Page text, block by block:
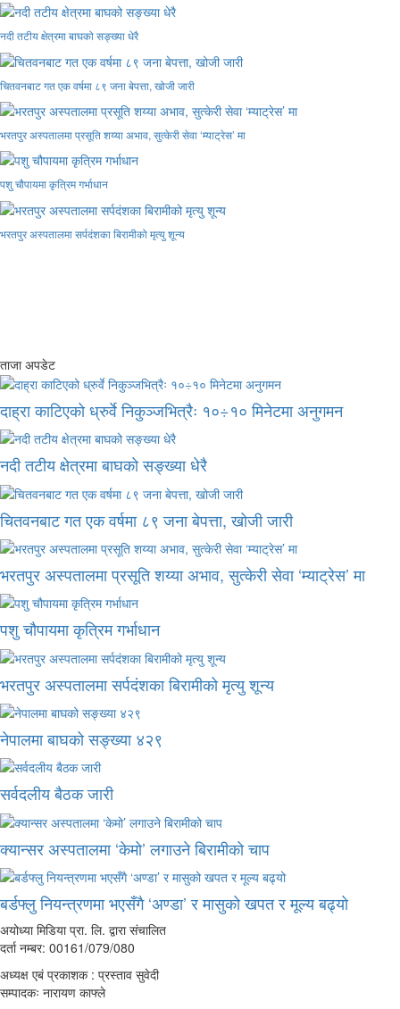
नदी तटीय क्षेत्रमा बाघको सङ्ख्या धेरै
चितवनबाट गत एक वर्षमा ८९ जना बेपत्ता, खोजी जारी
भरतपुर अस्पतालमा प्रसूति शय्या अभाव, सुत्केरी सेवा ‘म्याट्रेस’ मा
पशु चौपायमा कृत्रिम गर्भाधान
भरतपुर अस्पतालमा सर्पदंशका बिरामीको मृत्यु शून्य
ताजा अपडेट
दाह्रा काटिएको ध्रुर्वे निकुञ्जभित्रैः १०÷१० मिनेटमा अनुगमन
नदी तटीय क्षेत्रमा बाघको सङ्ख्या धेरै
चितवनबाट गत एक वर्षमा ८९ जना बेपत्ता, खोजी जारी
भरतपुर अस्पतालमा प्रसूति शय्या अभाव, सुत्केरी सेवा ‘म्याट्रेस’ मा
पशु चौपायमा कृत्रिम गर्भाधान
भरतपुर अस्पतालमा सर्पदंशका बिरामीको मृत्यु शून्य
नेपालमा बाघको सङ्ख्या ४२९
सर्वदलीय बैठक जारी
क्यान्सर अस्पतालमा ‘केमो’ लगाउने बिरामीको चाप
बर्डफ्लु नियन्त्रणमा भएसँगै ‘अण्डा’ र मासुको खपत र मूल्य बढ्यो
अयोध्या मिडिया प्रा. लि. द्वारा संचालित
दर्ता नम्बर: 00161/079/080
अध्यक्ष एबं प्रकाशक : प्रस्ताव सुवेदी
सम्पादकः नारायण काफ्ले